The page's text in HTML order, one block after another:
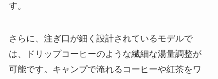
す。
さらに、注ぎ口が細く設計されているモデルで
は、ドリップコーヒーのような繊細な湯量調整が
可能です。キャンプで淹れるコーヒーや紅茶をワ